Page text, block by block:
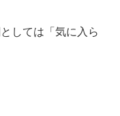
しては「気に入ら